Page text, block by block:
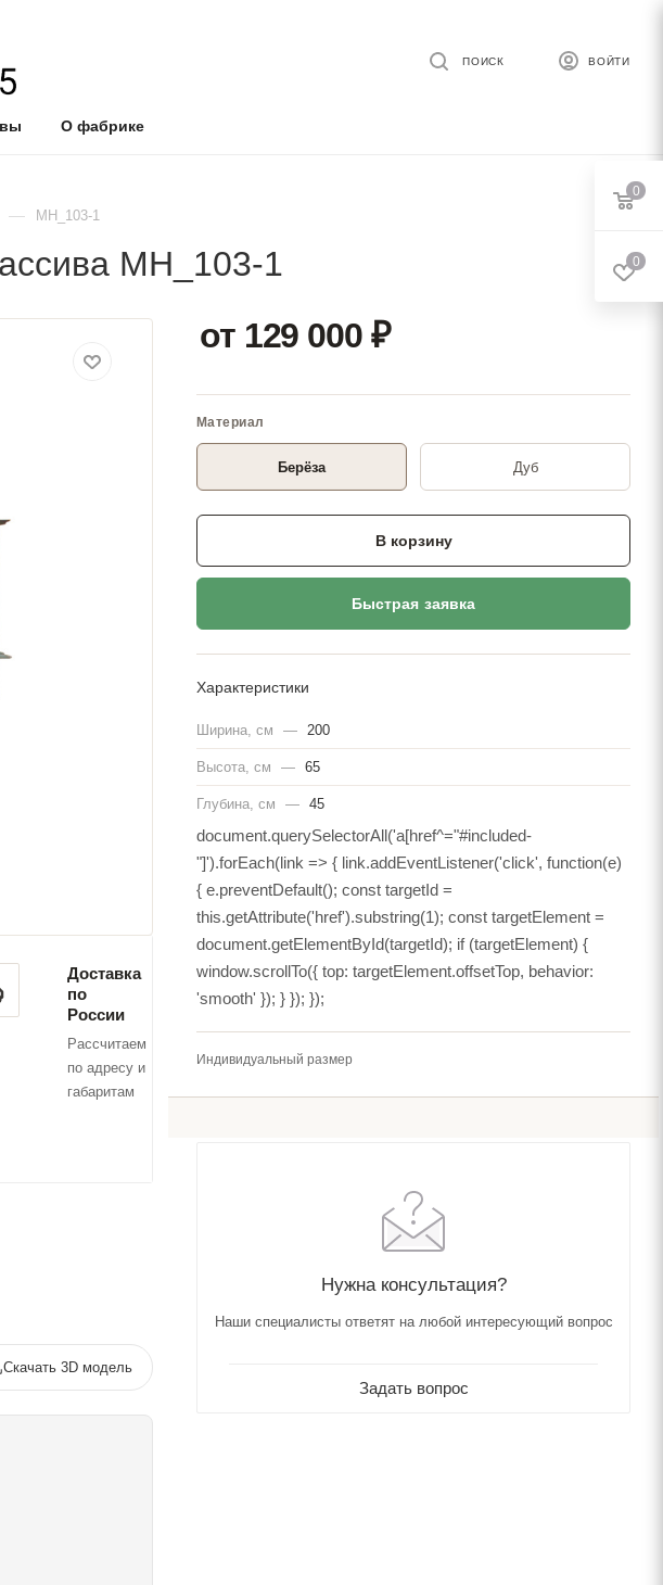
ВОЙТИ
ПОИСК
О фабрике
— MH_103-1
MH_103-1
Доставка
по
России
Рассчитаем
по адресу и
габаритам
Скачать 3D модель
от 129 000₽
Берёза Дуб
В корзину
Характеристики
Ширина, см — 200
Высота, см — 65
Глубина, см — 45
Индивидуальный размер
Нужна консультация?
Наши специалисты ответят на любой интересующий вопрос
Задать вопрос
0
0